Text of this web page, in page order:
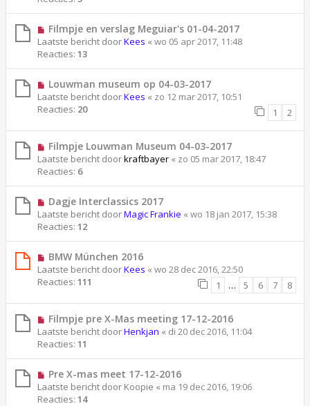
Filmpje en verslag Meguiar's 01-04-2017
Laatste bericht doorKees « wo 05 apr 2017, 11:48
Reacties: 13
Louwman museum op 04-03-2017
Laatste bericht doorKees « zo 12 mar 2017, 10:51
Reacties: 20 1 2
‪Filmpje Louwman Museum 04-03-2017
Laatste bericht doorkraftbayer « zo 05 mar 2017, 18:47
Reacties: 6
Dagje Interclassics 2017
Laatste bericht doorMagic Frankie « wo 18 jan 2017, 15:38
Reacties: 12
BMW München 2016
Laatste bericht doorKees « wo 28 dec 2016, 22:50
Reacties: 111 1 … 5 6 7 8
Filmpje pre X-Mas meeting 17-12-2016
Laatste bericht doorHenkjan « di 20 dec 2016, 11:04
Reacties: 11
Pre X-mas meet 17-12-2016
Laatste bericht door Koopie « ma 19 dec 2016, 19:06
Reacties: 14